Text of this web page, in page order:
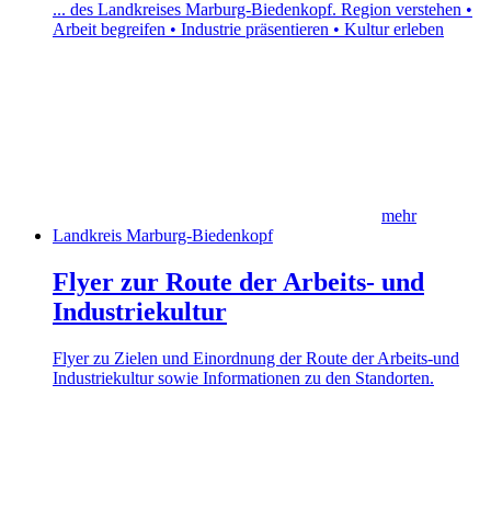
... des Landkreises Marburg-Biedenkopf. Region verstehen •
Arbeit begreifen • Industrie präsentieren • Kultur erleben
mehr
Landkreis Marburg-Biedenkopf
Flyer zur Route der Arbeits- und
Industriekultur
Flyer zu Zielen und Einordnung der Route der Arbeits-und
Industriekultur sowie Informationen zu den Standorten.